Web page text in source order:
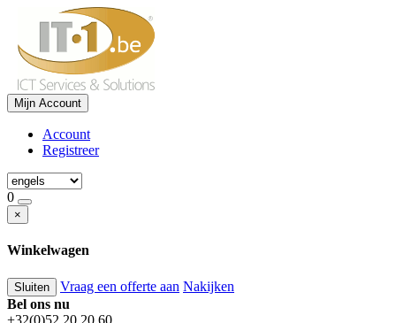
Mijn Account
Account
Registreer
0
×
Winkelwagen
Sluiten Vraag een offerte aan Nakijken
Bel ons nu
+32(0)52 20 20 60